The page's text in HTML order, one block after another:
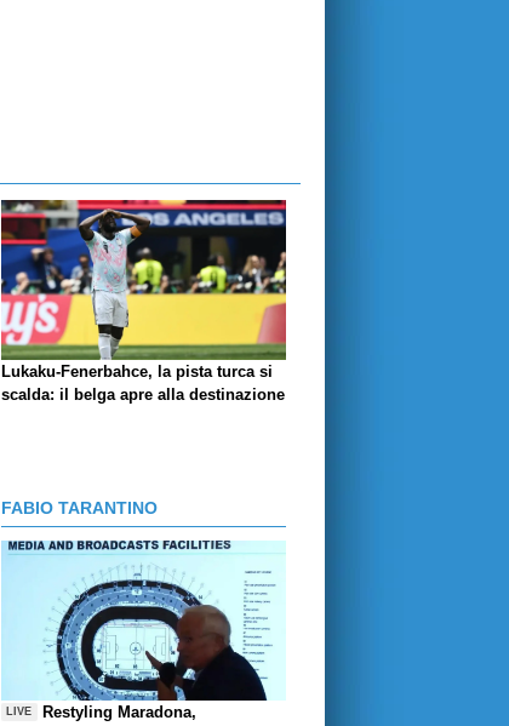
Lukaku-Fenerbahce, la pista turca si
scalda: il belga apre alla destinazione
FABIO TARANTINO
LIVE
Restyling Maradona,